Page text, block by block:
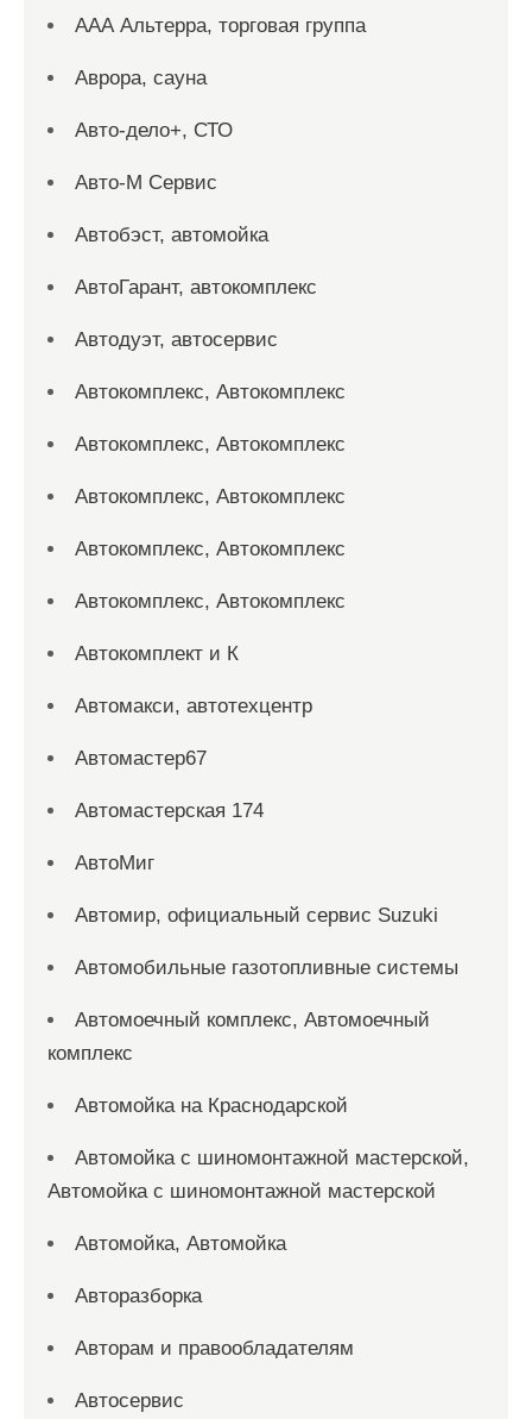
ААА Альтерра, торговая группа
Аврора, сауна
Авто-дело+, СТО
Авто-М Сервис
Автобэст, автомойка
АвтоГарант, автокомплекс
Автодуэт, автосервис
Автокомплекс, Автокомплекс
Автокомплекс, Автокомплекс
Автокомплекс, Автокомплекс
Автокомплекс, Автокомплекс
Автокомплекс, Автокомплекс
Автокомплект и К
Автомакси, автотехцентр
Автомастер67
Автомастерская 174
АвтоМиг
Автомир, официальный сервис Suzuki
Автомобильные газотопливные системы
Автомоечный комплекс, Автомоечный
комплекс
Автомойка на Краснодарской
Автомойка с шиномонтажной мастерской,
Автомойка с шиномонтажной мастерской
Автомойка, Автомойка
Авторазборка
Авторам и правообладателям
Автосервис